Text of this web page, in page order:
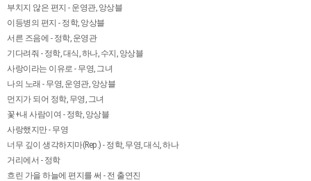
부치지 않은 편지 - 운영관, 앙상블
이등병의 편지 - 정학, 앙상블
서른 즈음에 - 정학, 운영관
기다려줘 - 정학, 대식, 하나, 수지, 앙상블
사랑이라는 이유로 - 무영, 그녀
나의 노래 - 무영, 운영관, 앙상블
먼지가 되어 정학, 무영, 그녀
꽃+내 사람이여 - 정학, 앙상블
사랑했지만 - 무영
너무 깊이 생각하지마(Rep.) - 정학, 무영, 대식, 하나
거리에서 - 정학
흐린 가을 하늘에 편지를 써 - 전 출연진